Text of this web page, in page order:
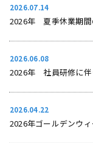
2026.07.14
2026年 夏季休業期間
2026.06.08
2026年 社員研修に伴
2026.04.22
2026年ゴールデンウ